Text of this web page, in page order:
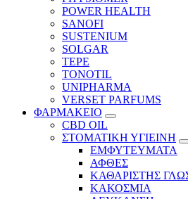
POWER HEALTH
SANOFI
SUSTENIUM
SOLGAR
TEPE
TONOTIL
UNIPHARMA
VERSET PARFUMS
ΦΑΡΜΑΚΕΙΟ
CBD OIL
ΣΤΟΜΑΤΙΚΗ ΥΓΙΕΙΝΗ
ΕΜΦΥΤΕΥΜΑΤΑ
ΑΦΘΕΣ
ΚΑΘΑΡΙΣΤΗΣ
ΚΑΚΟΣΜΙΑ